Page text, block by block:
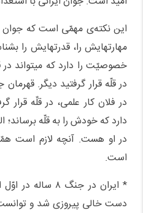
این نکته‌ی مهمّی است که جوان
مهارتهایش را، قدرتهایش را
خصوصیّت را دارد که میتواند در
در قلّه قرار گرفتید دیگر.
در فلان کار علمی، در قلّه قرار
دارد که خودش را به قلّه برساند؛
در او هست. آنچه لازم است
است.
* ایران در جنگ ۸
دست خالی پیروزی شد و